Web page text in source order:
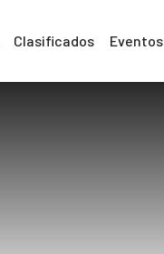
Clasificados Eventos